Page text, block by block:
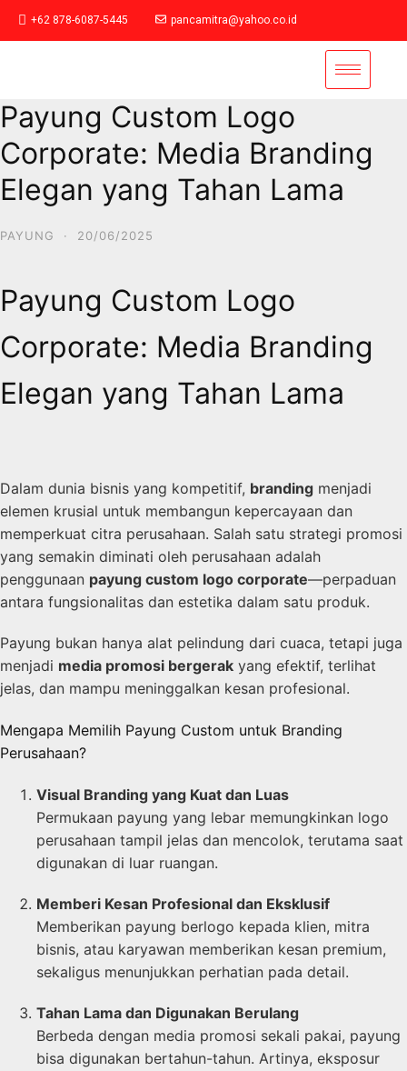
+62 878-6087-5445 pancamitra@yahoo.co.id
Payung Custom Logo
Corporate: Media Branding
Elegan yang Tahan Lama
PAYUNG · 20/06/2025
Payung Custom Logo
Corporate: Media Branding
Elegan yang Tahan Lama
Dalam dunia bisnis yang kompetitif, branding menjadi
elemen krusial untuk membangun kepercayaan dan
memperkuat citra perusahaan. Salah satu strategi promosi
yang semakin diminati oleh perusahaan adalah
penggunaan payung custom logo corporate—perpaduan
antara fungsionalitas dan estetika dalam satu produk.
Payung bukan hanya alat pelindung dari cuaca, tetapi juga
menjadi media promosi bergerak yang efektif, terlihat
jelas, dan mampu meninggalkan kesan profesional.
Mengapa Memilih Payung Custom untuk Branding
Perusahaan?
Visual Branding yang Kuat dan Luas
Permukaan payung yang lebar memungkinkan logo
perusahaan tampil jelas dan mencolok, terutama saat
digunakan di luar ruangan.
Memberi Kesan Profesional dan Eksklusif
Memberikan payung berlogo kepada klien, mitra
bisnis, atau karyawan memberikan kesan premium,
sekaligus menunjukkan perhatian pada detail.
Tahan Lama dan Digunakan Berulang
Berbeda dengan media promosi sekali pakai, payung
bisa digunakan bertahun-tahun. Artinya, eksposur